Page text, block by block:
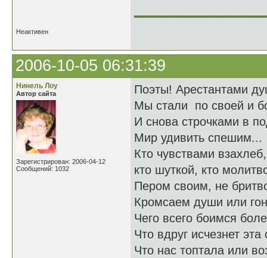
Неактивен
2006-10-05 06:31:39
Нинель Лоу
Автор сайта
Зарегистрирован: 2006-04-12
Сообщений: 1032
Поэты! Арестантами
Мы стали по своей и
И снова строчками в
Мир удивить спешим...
Кто чувствами
кто шуткой, кто
Пером своим, не
Кромсаем души или
Чего всего боимся
Что вдруг исчезнет эта
Что нас топтала или